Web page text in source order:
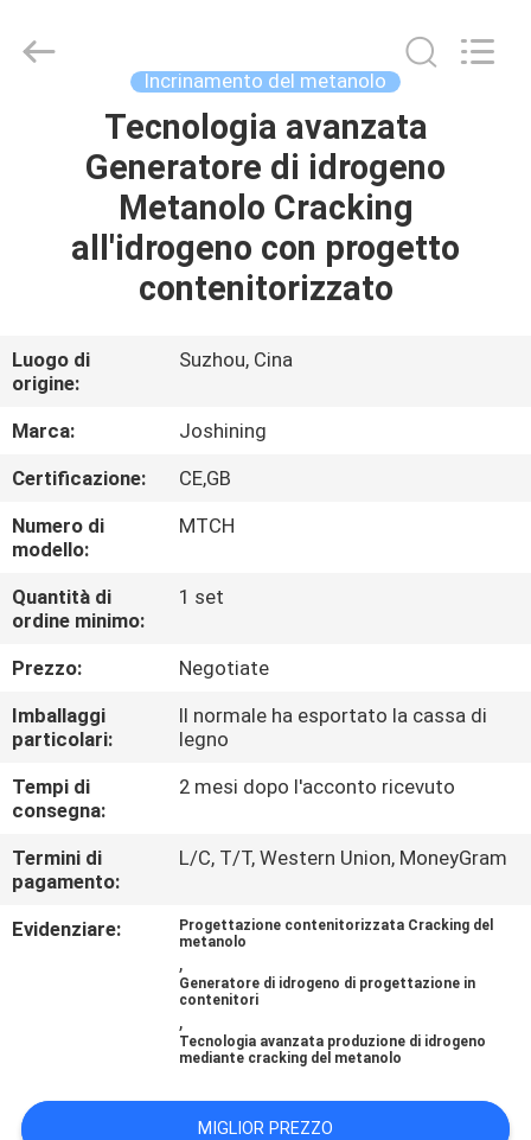
PRODOTTI
NOI
VISITA
ALLA
FABBRICA
CONTROLLO
DELLA
QUALITÀ
CONTATTACI
NOTIZIE
CASI
RICHIEDI UN
PREVENTIVO
NEWS
Technology
Incrinamento del metanolo
Tecnologia avanzata
Generatore di idrogeno
Metanolo Cracking
all'idrogeno con progetto
contenitorizzato
Luogo di
origine:
Suzhou, Cina
Marca:
Joshining
Certificazione:
CE,GB
Numero di
modello:
MTCH
Quantità di
ordine minimo:
1 set
Prezzo:
Negotiate
Imballaggi
particolari:
Il normale ha esportato la cassa di
legno
Tempi di
consegna:
2 mesi dopo l'acconto ricevuto
Termini di
pagamento:
L/C, T/T, Western Union, MoneyGram
Evidenziare:
Progettazione contenitorizzata Cracking del
metanolo
,
Generatore di idrogeno di progettazione in
contenitori
,
Tecnologia avanzata produzione di idrogeno
mediante cracking del metanolo
MIGLIOR PREZZO